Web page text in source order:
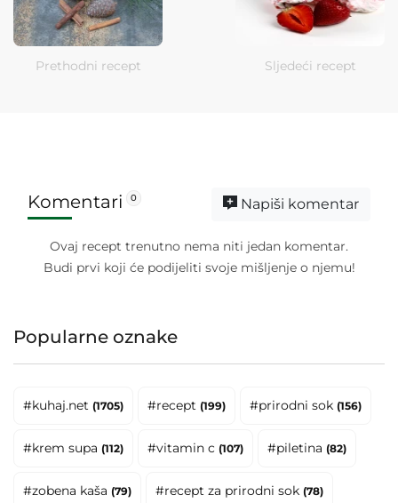
Prethodni recept Sljedeći recept
Komentari 0 Napiši komentar
Ovaj recept trenutno nema niti jedan komentar.
Budi prvi koji će podijeliti svoje mišljenje o njemu!
Popularne oznake
#kuhaj.net (1705) #recept (199) #prirodni sok (156)
#krem supa (112) #vitamin c (107) #piletina (82)
#zobena kaša (79) #recept za prirodni sok (78)